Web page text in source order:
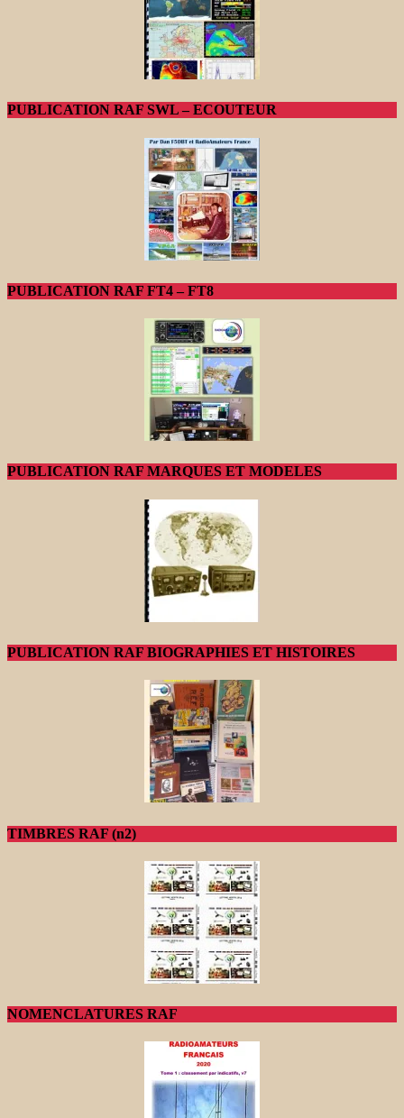
PUBLICATION RAF SWL – ECOUTEUR
PUBLICATION RAF FT4 – FT8
PUBLICATION RAF MARQUES ET MODELES
PUBLICATION RAF BIOGRAPHIES ET HISTOIRES
TIMBRES RAF (n2)
NOMENCLATURES RAF